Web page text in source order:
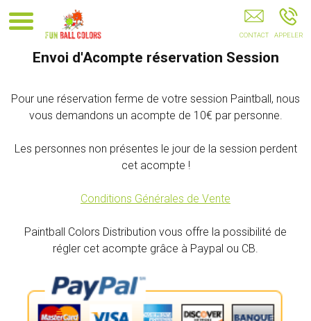
Paintball Paintball Loisir Paintball Compétition Paintball Loisirs
Le Tampon Saint-Pierre La Réunion Réunion 974 Saint Louis Saint
Envoi d'Acompte réservation Session
Pour une réservation ferme de votre session Paintball, nous
vous demandons un acompte de 10€ par personne.
Les personnes non présentes le jour de la session perdent
cet acompte !
Conditions Générales de Vente
Paintball Colors Distribution vous offre la possibilité de
régler cet acompte grâce à Paypal ou CB.